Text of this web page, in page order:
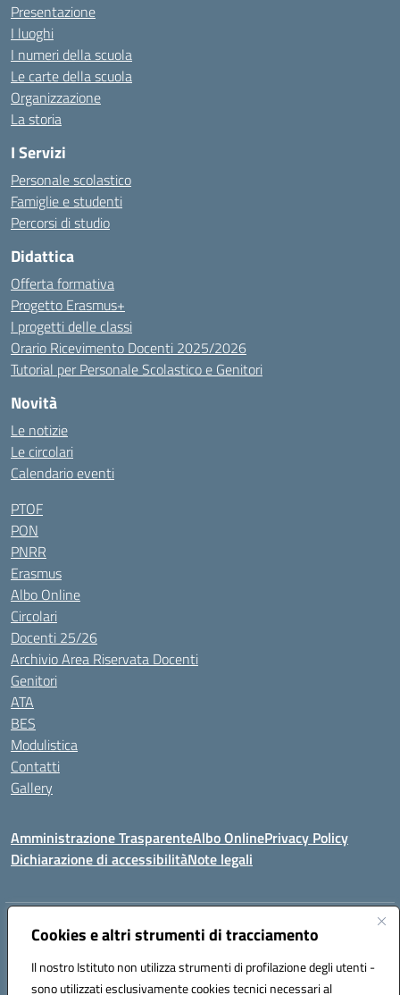
Cookies e altri strumenti di tracciamento
Il nostro Istituto non utilizza strumenti di profilazione degli utenti -
sono utilizzati esclusivamente cookies tecnici necessari al
Presentazione
I luoghi
I numeri della scuola
Le carte della scuola
Organizzazione
La storia
I Servizi
Personale scolastico
Famiglie e studenti
Percorsi di studio
Didattica
Offerta formativa
Progetto Erasmus+
I progetti delle classi
Orario Ricevimento Docenti 2025/2026
Tutorial per Personale Scolastico e Genitori
Novità
Le notizie
Le circolari
Calendario eventi
PTOF
PON
PNRR
Erasmus
Albo Online
Circolari
Docenti 25/26
Archivio Area Riservata Docenti
Genitori
ATA
BES
Modulistica
Contatti
Gallery
Amministrazione TrasparenteAlbo OnlinePrivacy Policy
Dichiarazione di accessibilitàNote legali
Indirizzo:Via Coniugi Crigna – Cap. 89861 – Tropea (VV)
Posta elettronica certificata (PEC):vvic82200d@pec.istruzione.it